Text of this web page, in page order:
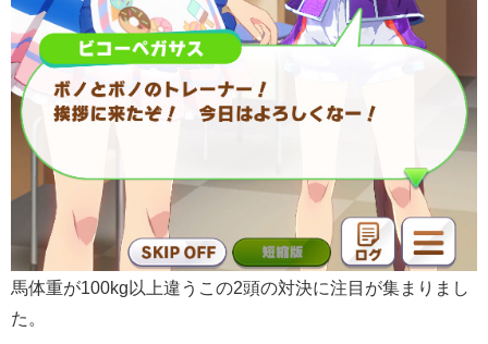
馬体重が100kg以上違うこの2頭の対決に注目が集まりまし
た。